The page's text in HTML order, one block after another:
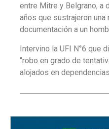
entre Mitre y Belgrano, a
años que sustrajeron una
documentación a un
Intervino la UFI N°6 que
“robo en grado de
alojados en dependencias.